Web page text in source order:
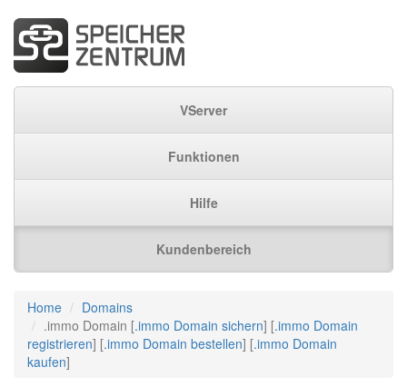
VServer
Funktionen
Hilfe
Kundenbereich
Home
Domains
.immo Domain [.immo Domain sichern] [.immo Domain
registrieren] [.immo Domain bestellen] [.immo Domain
kaufen]